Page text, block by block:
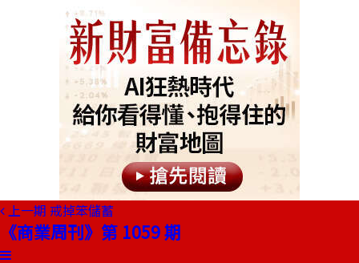
上一期 戒掉笨儲蓄
《商業周刊》第 1059 期